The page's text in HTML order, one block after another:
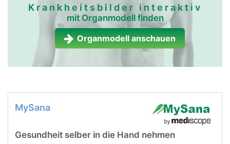
Krankheitsbilder interaktiv
mit Organmodell finden
Organmodell anschauen
MySana
Gesundheit selber in die Hand nehmen